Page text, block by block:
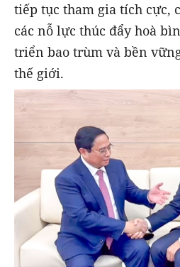
tiếp tục tham gia tích cực,
các nỗ lực thúc đẩy hoà
triển bao trùm và bền
thế giới.